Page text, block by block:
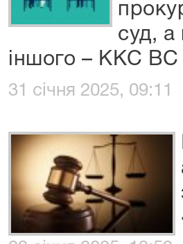
суд, а
іншого – ККС ВС
31 січня 2025, 09:11